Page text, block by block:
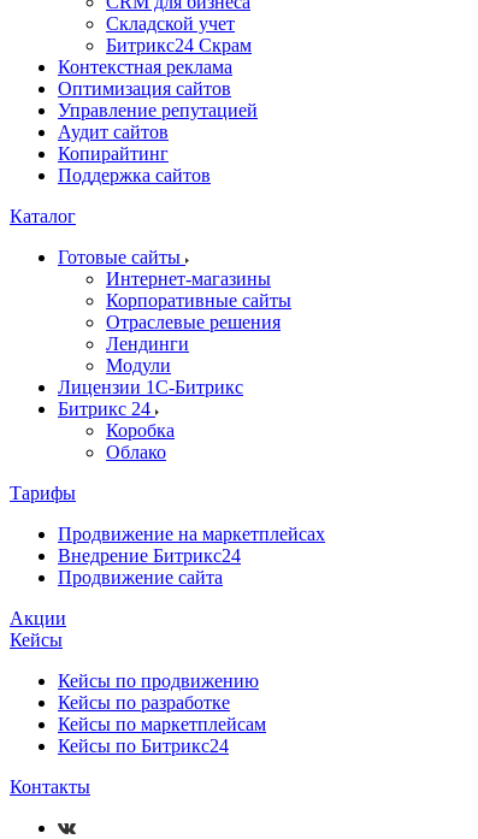
Складской учет
Битрикс24 Скрам
Контекстная реклама
Оптимизация сайтов
Управление репутацией
Аудит сайтов
Копирайтинг
Поддержка сайтов
Каталог
Готовые сайты
Интернет-магазины
Корпоративные сайты
Отраслевые решения
Лендинги
Модули
Лицензии 1С-Битрикс
Битрикс 24
Коробка
Облако
Тарифы
Продвижение на маркетплейсах
Внедрение Битрикс24
Продвижение сайта
Акции
Кейсы
Кейсы по продвижению
Кейсы по разработке
Кейсы по маркетплейсам
Кейсы по Битрикс24
Контакты